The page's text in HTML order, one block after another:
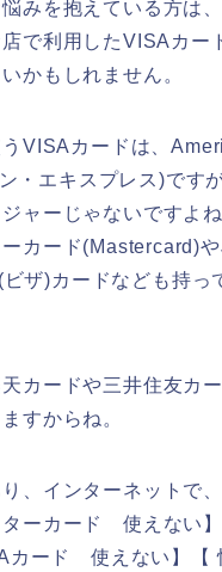
みを抱えている方は
で利用したVISAカー
かもしれません。
VISAカードは、
・エキスプレス)ですが
ャーじゃないですよ
カード(Mastercard)
ザ)カードなども持っ
カードや三井住友カ
すからね。
、インターネットで
ーカード 使えない】
ード 使えない】【